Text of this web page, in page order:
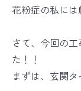
花粉症の私に
さて、今回の
た！！
まずは、玄関